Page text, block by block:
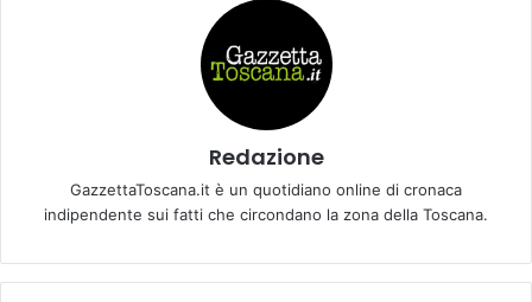
Redazione
GazzettaToscana.it è un quotidiano online di cronaca
indipendente sui fatti che circondano la zona della Toscana.